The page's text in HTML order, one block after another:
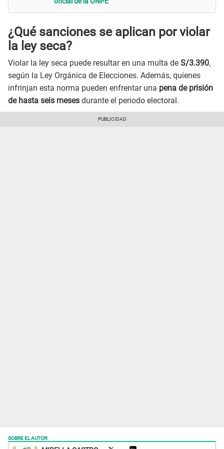
¿Qué sanciones se aplican por violar
la ley seca?
Violar la ley seca puede resultar en una multa de S/3.390,
según la Ley Orgánica de Elecciones. Además, quienes
infrinjan esta norma pueden enfrentar una pena de prisión
de hasta seis meses durante el periodo electoral.
SOBRE EL AUTOR: